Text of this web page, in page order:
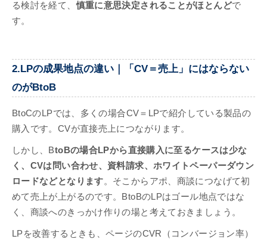
る検討を経て、慎重に意思決定されることがほとんどで
す。
2.LPの成果地点の違い｜「CV＝売上」にはならない
のがBtoB
BtoCのLPでは、多くの場合CV＝LPで紹介している製品の
購入です。CVが直接売上につながります。
しかし、BtoBの場合LPから直接購入に至るケースは少な
く、CVは問い合わせ、資料請求、ホワイトペーパーダウン
ロードなどとなります。そこからアポ、商談につなげて初
めて売上が上がるのです。BtoBのLPはゴール地点ではな
く、商談へのきっかけ作りの場と考えておきましょう。
LPを改善するときも、ページのCVR（コンバージョン率）